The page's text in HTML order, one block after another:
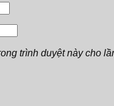
trình duyệt này cho